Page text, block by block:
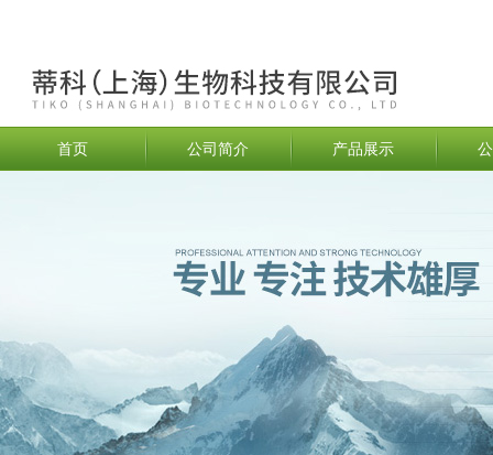
首页 公司简介 产品展示